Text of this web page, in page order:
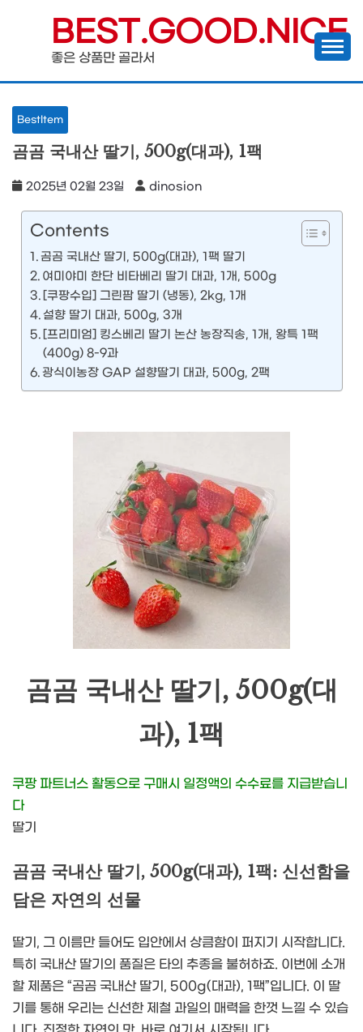
content
BEST.GOOD.NICE
좋은 상품만 골라서
BestItem
곰곰 국내산 딸기, 500g(대과), 1팩
2025년 02월 23일 dinosion
Contents
곰곰 국내산 딸기, 500g(대과), 1팩 딸기
여미야미 한단 비타베리 딸기 대과, 1개, 500g
[쿠팡수입] 그린팜 딸기 (냉동), 2kg, 1개
설향 딸기 대과, 500g, 3개
[프리미엄] 킹스베리 딸기 논산 농장직송, 1개, 왕특 1팩
(400g) 8-9과
광식이농장 GAP 설향딸기 대과, 500g, 2팩
곰곰 국내산 딸기, 500g(대
과), 1팩
쿠팡 파트너스 활동으로 구매시 일정액의 수수료를 지급받습니
다
딸기
곰곰 국내산 딸기, 500g(대과), 1팩: 신선함을
담은 자연의 선물
딸기, 그 이름만 들어도 입안에서 상큼함이 퍼지기 시작합니다.
특히 국내산 딸기의 품질은 타의 추종을 불허하죠. 이번에 소개
할 제품은 “곰곰 국내산 딸기, 500g(대과), 1팩”입니다. 이 딸
기를 통해 우리는 신선한 제철 과일의 매력을 한껏 느낄 수 있습